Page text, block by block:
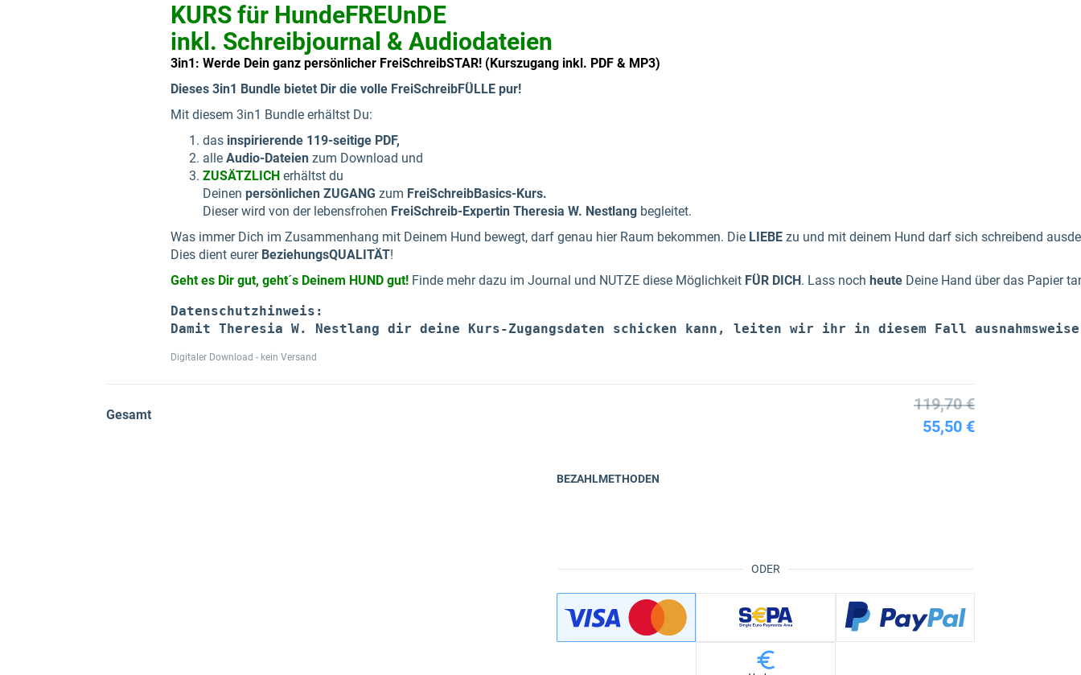
KURS für HundeFREUnDE
inkl. Schreibjournal & Audiodateien
3in1: Werde Dein ganz persönlicher FreiSchreibSTAR! (Kurszugang inkl. PDF & MP3)
Dieses 3in1 Bundle bietet Dir die volle FreiSchreibFÜLLE pur!
Mit diesem 3in1 Bundle erhältst Du:
das inspirierende 119-seitige PDF,
alle Audio-Dateien zum Download und
ZUSÄTZLICH erhältst du
Deinen persönlichen ZUGANG zum FreiSchreibBasics-Kurs.
Dieser wird von der lebensfrohen FreiSchreib-Expertin Theresia W. Nestlang begleitet.
Was immer Dich im Zusammenhang mit Deinem Hund bewegt, darf genau hier Raum bekommen. Die LIEBE zu und mit deinem Hund darf sich schreibend
Dies dient eurer BeziehungsQUALITÄT!
Geht es Dir gut, geht´s Deinem HUND gut! Finde mehr dazu im Journal und NUTZE diese Möglichkeit FÜR DICH. Lass noch heute Deine Hand über das Papier
Datenschutzhinweis:
Damit Theresia W. Nestlang dir deine Kurs-Zugangsdaten schicken kann, leiten wir ihr in diesem Fall ausnahmsweise
Digitaler Download - kein Versand
Gesamt
119,70 €
55,50 €
ODER
BEZAHLMETHODEN